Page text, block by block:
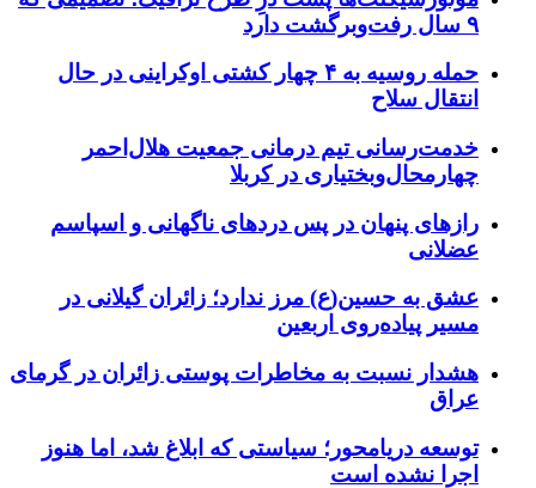
۹ سال رفت‌وبرگشت دارد
حمله روسیه به ۴ چهار کشتی اوکراینی در حال
انتقال سلاح
خدمت‌رسانی تیم درمانی جمعیت هلال‌احمر
چهارمحال‌وبختیاری در کربلا
رازهای پنهان در پس دردهای ناگهانی و اسپاسم
عضلانی
عشق به حسین(ع) مرز ندارد؛ زائران گیلانی در
مسیر پیاده‌روی اربعین
هشدار نسبت به مخاطرات پوستی زائران در گرمای
عراق
توسعه دریامحور؛ سیاستی که ابلاغ شد، اما هنوز
اجرا نشده است